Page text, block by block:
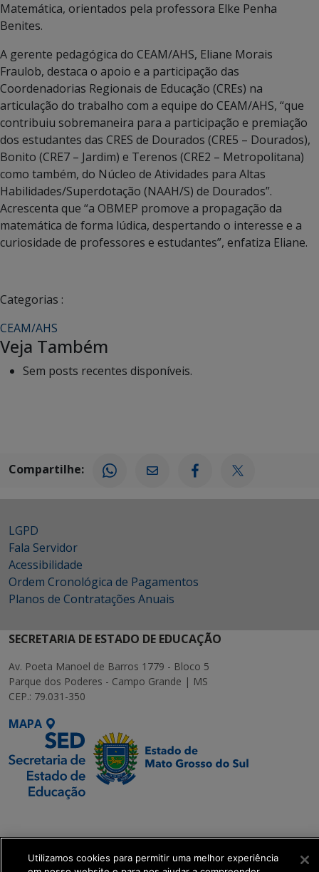
Matemática, orientados pela professora Elke Penha
Benites.
A gerente pedagógica do CEAM/AHS, Eliane Morais
Fraulob, destaca o apoio e a participação das
Coordenadorias Regionais de Educação (CREs) na
articulação do trabalho com a equipe do CEAM/AHS, “que
contribuiu sobremaneira para a participação e premiação
dos estudantes das CRES de Dourados (CRE5 – Dourados),
Bonito (CRE7 – Jardim) e Terenos (CRE2 – Metropolitana)
como também, do Núcleo de Atividades para Altas
Habilidades/Superdotação (NAAH/S) de Dourados”.
Acrescenta que “a OBMEP promove a propagação da
matemática de forma lúdica, despertando o interesse e a
curiosidade de professores e estudantes”, enfatiza Eliane.
Categorias :
CEAM/AHS
Veja Também
Sem posts recentes disponíveis.
Compartilhe:
LGPD
Fala Servidor
Acessibilidade
Ordem Cronológica de Pagamentos
Planos de Contratações Anuais
SECRETARIA DE ESTADO DE EDUCAÇÃO
Av. Poeta Manoel de Barros 1779 - Bloco 5
Parque dos Poderes - Campo Grande | MS
CEP.: 79.031-350
MAPA
Executiva de
Transformação Digital
Utilizamos cookies para permitir uma melhor experiência